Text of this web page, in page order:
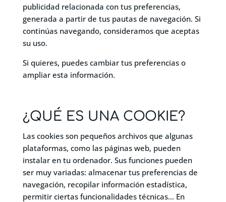
publicidad relacionada con tus preferencias,
generada a partir de tus pautas de navegación. Si
continúas navegando, consideramos que aceptas
su uso.
Si quieres, puedes cambiar tus preferencias o
ampliar esta información.
¿QUÉ ES UNA COOKIE?
Las cookies son pequeños archivos que algunas
plataformas, como las páginas web, pueden
instalar en tu ordenador. Sus funciones pueden
ser muy variadas: almacenar tus preferencias de
navegación, recopilar información estadística,
permitir ciertas funcionalidades técnicas… En